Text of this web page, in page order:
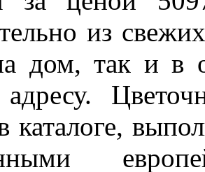
из
дом, так и в
каталоге,